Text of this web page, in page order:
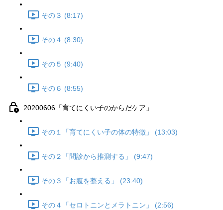
その３ (8:17)
その４ (8:30)
その５ (9:40)
その６ (8:55)
20200606「育てにくい子のからだケア」
その１「育てにくい子の体の特徴」 (13:03)
その２「問診から推測する」 (9:47)
その３「お腹を整える」 (23:40)
その４「セロトニンとメラトニン」 (2:56)